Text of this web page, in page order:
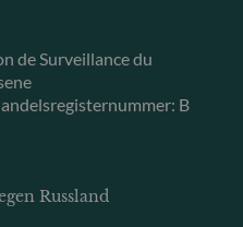
de Surveillance du
B
Russland